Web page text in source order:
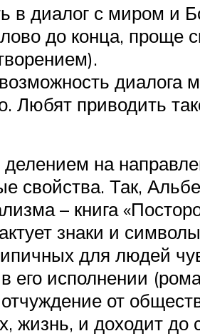
в диалог с миром и
до конца, проще
диалога
Любят приводить
на
свойства. Так,
– книга
знаки и
для людей
его исполнении
от
жизнь, и доходит